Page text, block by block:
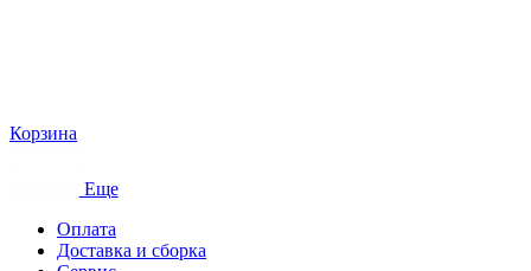
Корзина
Еще
Оплата
Доставка и сборка